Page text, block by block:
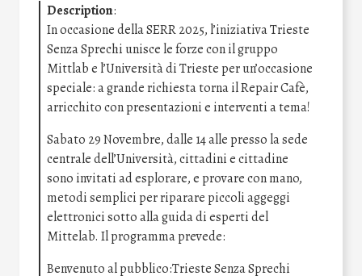
Description:
In occasione della SERR 2025, l’iniziativa Trieste
Senza Sprechi unisce le forze con il gruppo
Mittlab e l’Università di Trieste per un’occasione
speciale: a grande richiesta torna il Repair Cafè,
arricchito con presentazioni e interventi a tema!
Sabato 29 Novembre, dalle 14 alle presso la sede
centrale dell’Università, cittadini e cittadine
sono invitati ad esplorare, e provare con mano,
metodi semplici per riparare piccoli aggeggi
elettronici sotto alla guida di esperti del
Mittelab. Il programma prevede:
Benvenuto al pubblico:Trieste Senza Sprechi